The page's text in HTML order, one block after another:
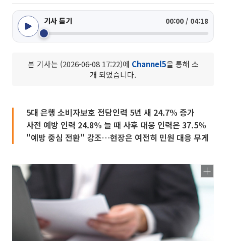
기사 듣기 00:00 / 04:18
본 기사는 (2026-06-08 17:22)에 Channel5을 통해 소
개 되었습니다.
5대 은행 소비자보호 전담인력 5년 새 24.7% 증가
사전 예방 인력 24.8% 늘 때 사후 대응 인력은 37.5%
"예방 중심 전환" 강조…현장은 여전히 민원 대응 무게